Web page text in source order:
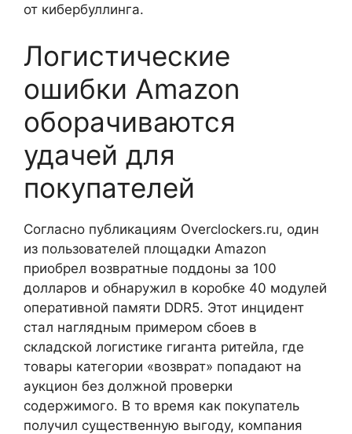
от кибербуллинга.
Логистические
ошибки Amazon
оборачиваются
удачей для
покупателей
Согласно публикациям Overclockers.ru, один
из пользователей площадки Amazon
приобрел возвратные поддоны за 100
долларов и обнаружил в коробке 40 модулей
оперативной памяти DDR5. Этот инцидент
стал наглядным примером сбоев в
складской логистике гиганта ритейла, где
товары категории «возврат» попадают на
аукцион без должной проверки
содержимого. В то время как покупатель
получил существенную выгоду, компания